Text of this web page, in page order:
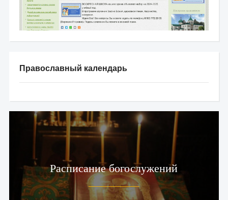
Православный календарь
Расписание богослужений